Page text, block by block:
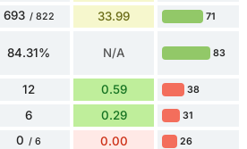
693 / 822 33.99 71
84.31% N/A 83
12 0.59 38
6 0.29 31
0 / 6 0.00 26